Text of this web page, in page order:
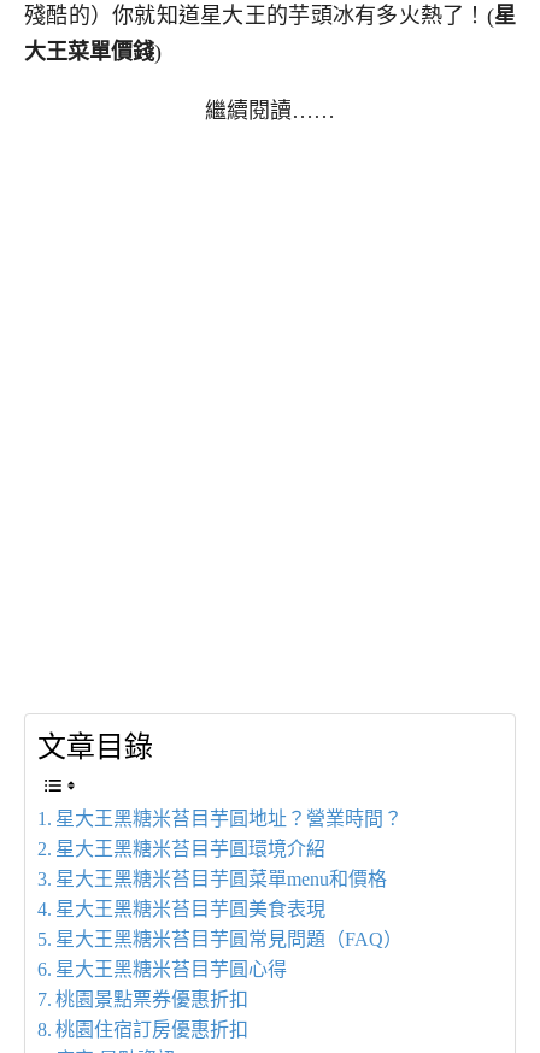
殘酷的）你就知道星大王的芋頭冰有多火熱了！(星
大王菜單價錢)
繼續閱讀……
文章目錄
星大王黑糖米苔目芋圓地址？營業時間？
星大王黑糖米苔目芋圓環境介紹
星大王黑糖米苔目芋圓菜單menu和價格
星大王黑糖米苔目芋圓美食表現
星大王黑糖米苔目芋圓常見問題（FAQ）
星大王黑糖米苔目芋圓心得
桃園景點票券優惠折扣
桃園住宿訂房優惠折扣